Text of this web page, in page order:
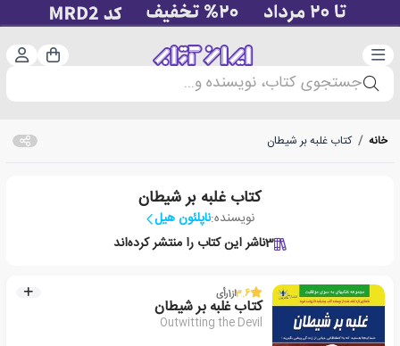
دسته‌بندی سبد
جستجوی کتاب، نویسنده و...
خانه / کتاب غلبه بر شیطان
کتاب غلبه بر شیطان
نویسنده:ناپلئون هیل
3ناشر این کتاب را منتشر کرده‌اند
3.6از1رأی
کتاب غلبه بر شیطان
Outwitting the Devil